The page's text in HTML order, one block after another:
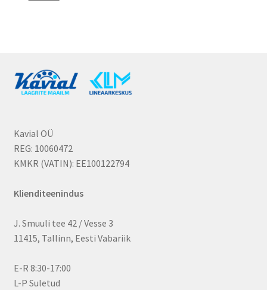
Kavial OÜ
REG: 10060472
KMKR (VATIN): EE100122794
Klienditeenindus
J. Smuuli tee 42 / Vesse 3
11415, Tallinn, Eesti Vabariik
E-R 8:30-17:00
L-P Suletud